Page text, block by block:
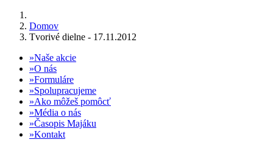
Domov
Tvorivé dielne - 17.11.2012
Naše akcie
O nás
Formuláre
Spolupracujeme
Ako môžeš pomôcť
Média o nás
Časopis Majáku
Kontakt